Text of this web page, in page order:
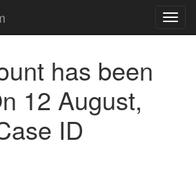
has been
12 August,
ID